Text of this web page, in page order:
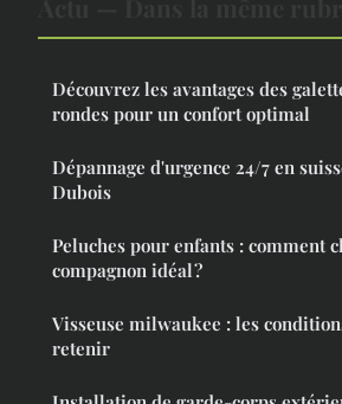
Découvrez les avantages des
rondes pour un confort optimal
Dépannage d'urgence 24/7 en
Dubois
Peluches pour enfants : comment
compagnon idéal ?
Visseuse milwaukee : les
retenir